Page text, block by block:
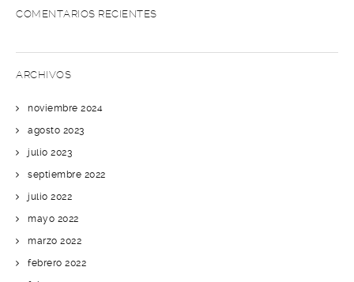
COMENTARIOS RECIENTES
ARCHIVOS
noviembre 2024
agosto 2023
julio 2023
septiembre 2022
julio 2022
mayo 2022
marzo 2022
febrero 2022